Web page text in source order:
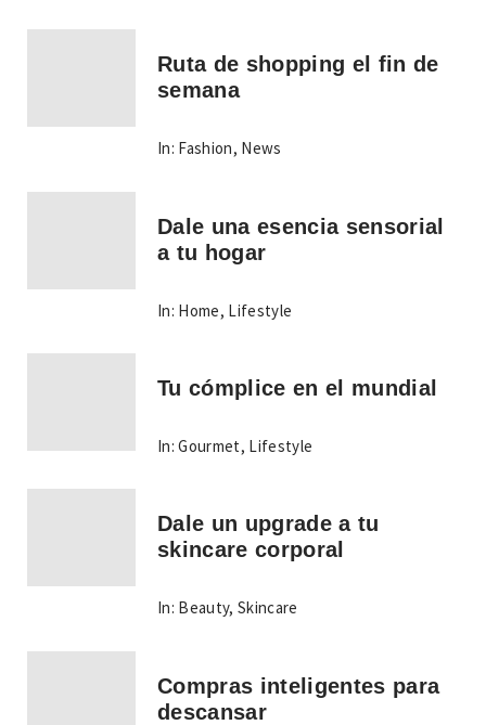
Ruta de shopping el fin de
semana
In: Fashion, News
Dale una esencia sensorial
a tu hogar
In: Home, Lifestyle
Tu cómplice en el mundial
In: Gourmet, Lifestyle
Dale un upgrade a tu
skincare corporal
In: Beauty,Skincare
Compras inteligentes para
descansar